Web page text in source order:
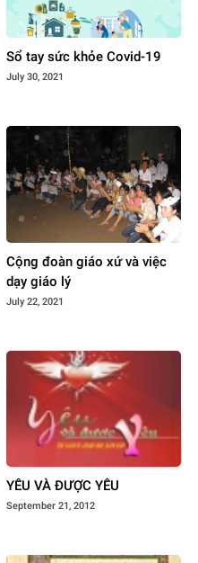
Sổ tay sức khỏe Covid-19
July 30, 2021
Cộng đoàn giáo xứ và việc
dạy giáo lý
July 22, 2021
YÊU VÀ ĐƯỢC YÊU
September 21, 2012